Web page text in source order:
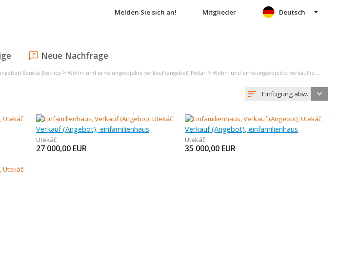
Melden Sie sich an! Mitglieder
Neue Nachfrage
Deutsch
Banská Bystrica > Wohn- und erholungsobjekte verkauf (angebot) Poltár > Wohn- und erholungsobjekte verkauf (angebot) Utekáč
Einfügung abw.
Verkauf (Angebot), einfamilienhaus
Utekáč
27 000,00 EUR
Verkauf (Angebot), einfamilienhaus
Utekáč
35 000,00 EUR